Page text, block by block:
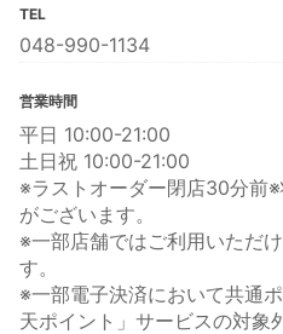
TEL
048-990-1134
営業時間
平日 10:00-21:00
土日祝 10:00-21:00
※ラストオーダー閉店30分前
がございます。
※一部店舗ではご利用いただ
す。
※一部電子決済において共通
天ポイント」サービスの対象